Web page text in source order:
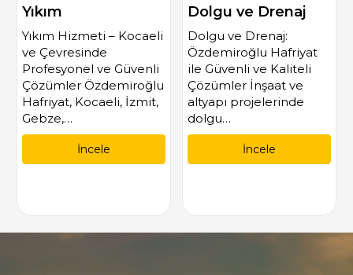
Yıkım
Yıkım Hizmeti – Kocaeli
ve Çevresinde
Profesyonel ve Güvenli
Çözümler Özdemiroğlu
Hafriyat, Kocaeli, İzmit,
Gebze,…
İncele
Dolgu ve Drenaj
Dolgu ve Drenaj:
Özdemiroğlu Hafriyat
ile Güvenli ve Kaliteli
Çözümler İnşaat ve
altyapı projelerinde
dolgu…
İncele